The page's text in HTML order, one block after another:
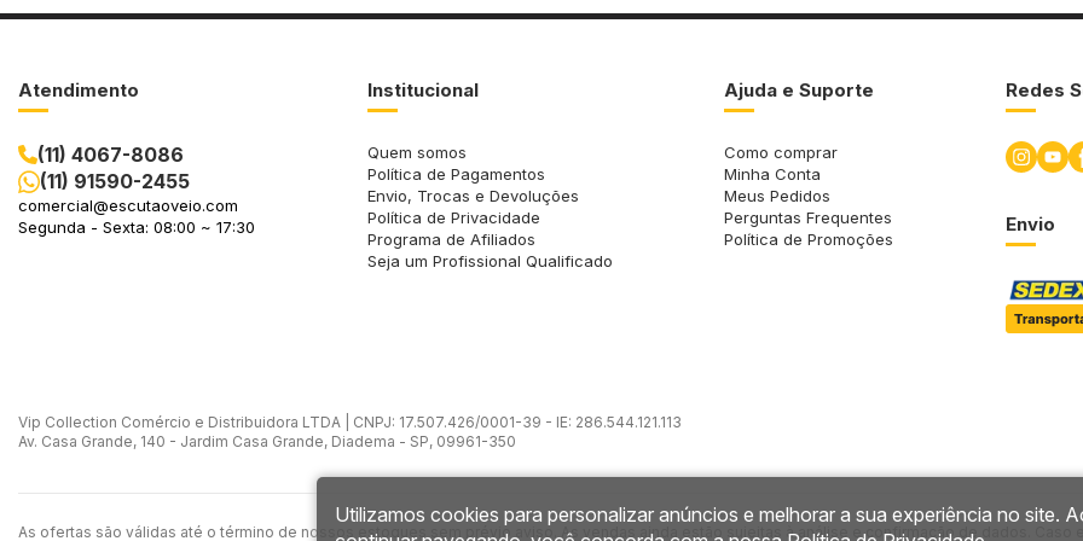
Atendimento
(11) 4067-8086
(11) 91590-2455
comercial@escutaoveio.com
Segunda - Sexta: 08:00 ~ 17:30
Institucional
Quem somos
Política de Pagamentos
Envio, Trocas e Devoluções
Política de Privacidade
Programa de Afiliados
Seja um Profissional Qualificado
Ajuda e Suporte
Como comprar
Minha Conta
Meus Pedidos
Perguntas Frequentes
Política de Promoções
Redes
Envio
Vip Collection Comércio e Distribuidora LTDA | CNPJ: 17.507.426/0001-39 - IE: 286.544.121.113
Av. Casa Grande, 140 - Jardim Casa Grande, Diadema - SP, 09961-350
As ofertas são válidas até o término de nossos estoques sem prévio aviso. As vendas ainda estão sujeitas à análise e confirmação de dados. Caso
Utilizamos cookies para personalizar anúncios e melhorar a sua experiência no site.